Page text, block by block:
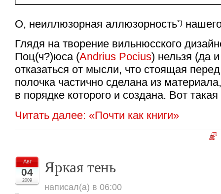
О, неиллюзорная аллюзорность*)
Глядя на творение вильнюсского
Поц(ч?)юса (Andrius Pocius) нельзя (да
отказаться от мысли, что стоящая
полочка частично сделана из
в порядке которого и создана. Вот
Читать далее: «Почти как книги»
Авг
04
2009
Яркая тень
написал(а) в 06:00